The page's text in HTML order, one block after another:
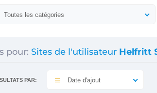
Toutes les catégories
pour: Sites de l'utilisateur Helfritt
PAR: Date d'ajout